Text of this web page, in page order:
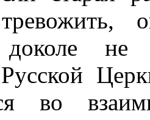
доколе не
во